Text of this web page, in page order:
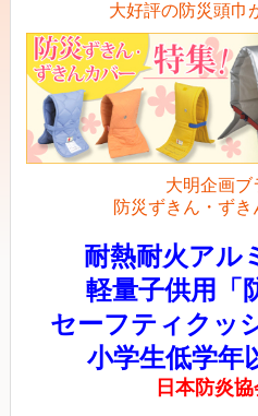
大好評の防災頭巾
大明企画ブ
防災ずきん・ずき
耐熱耐火アル
軽量子供用「
セーフティクッ
小学生低学年
日本防炎